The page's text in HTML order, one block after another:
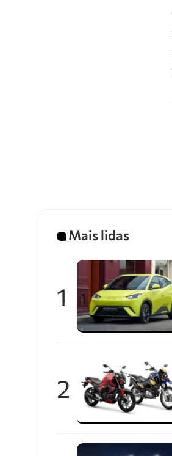
Mais lidas
1
2